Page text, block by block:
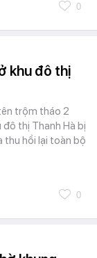
0
khu đô thị
trộm tháo 2
thị Thanh Hà bị
thu hồi lại toàn bộ
0